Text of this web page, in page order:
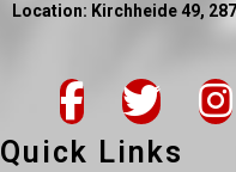
Location: Kirchheide 49,
Quick Links